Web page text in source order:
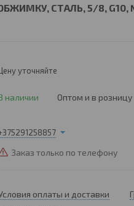
СТАЛЬ, 5/8, G10,
уточняйте
наличии Оптом и в розницу
Заказ только по телефону
оплаты и доставки